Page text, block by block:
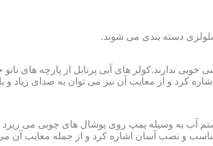
سلولزی دسته بندی می شوند.
تا ۲۰ مربع به کار می رود که کانال کشی خوبی ندارند.کولر های آبی
کرد و از معایب آن نیز می توان به صدای زیاد و
آب به وسیله پمپ روی پوشال های چوبی می
و نصب آسان اشاره کرد و از جمله معایب آن می